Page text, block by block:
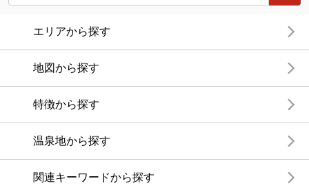
エリアから探す
地図から探す
特徴から探す
温泉地から探す
関連キーワードから探す